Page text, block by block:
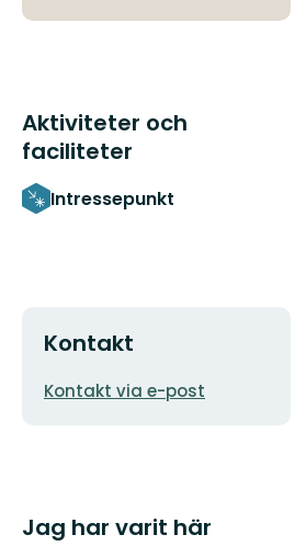
Aktiviteter och
faciliteter
Intressepunkt
Kontakt
E-
Kontakt via e-post
Jag har varit här